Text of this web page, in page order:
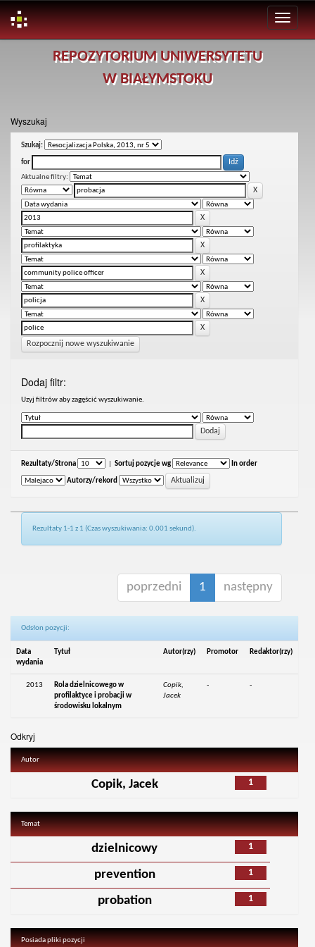
REPOZYTORIUM UNIWERSYTETU
W BIAŁYMSTOKU
Wyszukaj
Szukaj:
for
Aktualne filtry:
Rozpocznij nowe wyszukiwanie
Dodaj filtr:
Uzyj filtrów aby zagęścić wyszukiwanie.
Rezultaty/Strona Sortuj pozycje wg In order
Autorzy/rekord
Rezultaty 1-1 z 1 (Czas wyszukiwania: 0.001 sekund).
poprzedni 1 następny
Odsłon pozycji:
Data
wydania
Tytuł Autor(rzy) Promotor Redaktor(rzy)
2013
Rola dzielnicowego w
profilaktyce i probacji w
środowisku lokalnym
Copik,
Jacek
- -
Odkryj
Autor
1
Copik, Jacek
Temat
1
dzielnicowy
1
prevention
1
probation
Posiada pliki pozycji